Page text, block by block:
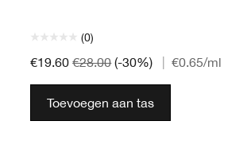
(0)
€19.60€28.00 (-30%) €0.65/ml
Toevoegen aan tas